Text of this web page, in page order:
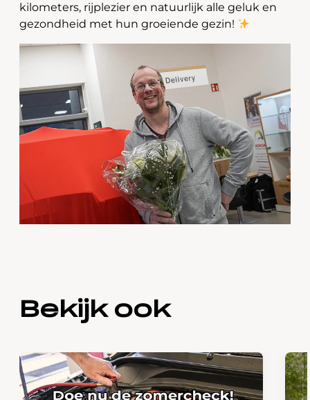
kilometers, rijplezier en natuurlijk alle geluk en
gezondheid met hun groeiende gezin!
Bekijk ook